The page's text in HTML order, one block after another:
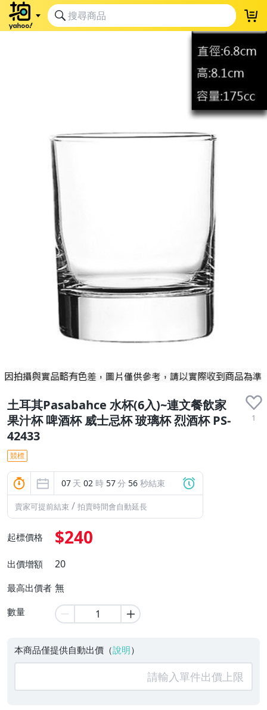
土耳其Pasabahce 水杯(6入)~連文餐飲家
果汁杯 啤酒杯 威士忌杯 玻璃杯 烈酒杯 PS-
42433
1
競標
07 天 02 時 57分 55 秒結束
賣家可提前結束 / 拍賣時間會自動延長
起標價格 $240
出價增額 20
最高出價者 無
數量
本商品僅提供自動出價（說明）